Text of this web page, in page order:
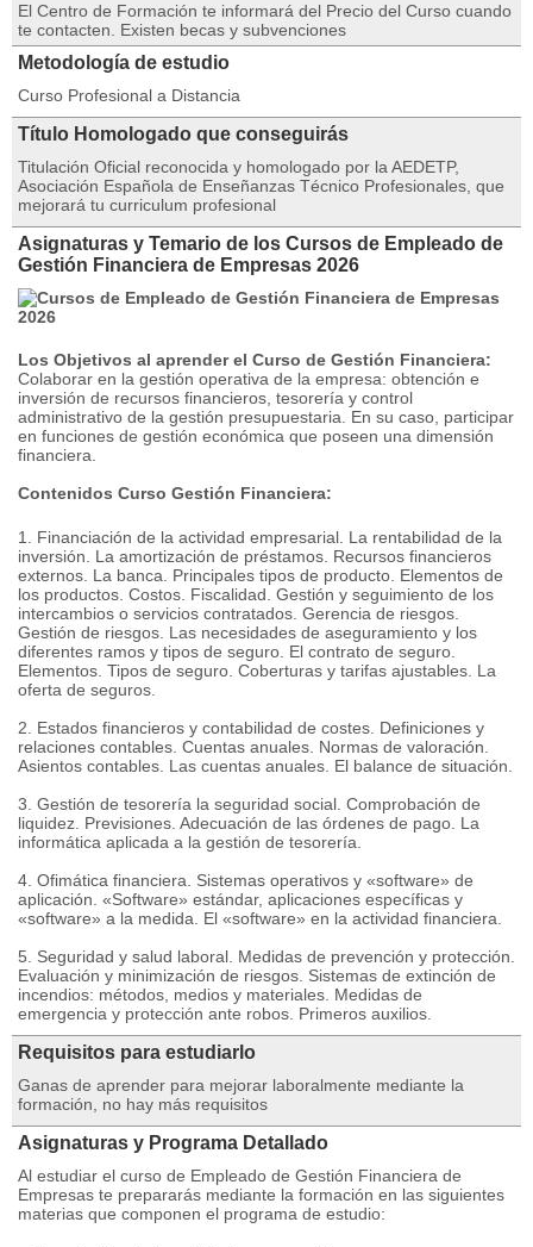
El Centro de Formación te informará del Precio del Curso cuando
te contacten. Existen becas y subvenciones
Metodología de estudio
Curso Profesional a Distancia
Título Homologado que conseguirás
Titulación Oficial reconocida y homologado por la AEDETP,
Asociación Española de Enseñanzas Técnico Profesionales, que
mejorará tu curriculum profesional
Asignaturas y Temario de los Cursos de Empleado de
Gestión Financiera de Empresas 2026
Los Objetivos al aprender el Curso de Gestión Financiera:
Colaborar en la gestión operativa de la empresa: obtención e
inversión de recursos financieros, tesorería y control
administrativo de la gestión presupuestaria. En su caso, participar
en funciones de gestión económica que poseen una dimensión
financiera.
Contenidos Curso Gestión Financiera:
1. Financiación de la actividad empresarial. La rentabilidad de la
inversión. La amortización de préstamos. Recursos financieros
externos. La banca. Principales tipos de producto. Elementos de
los productos. Costos. Fiscalidad. Gestión y seguimiento de los
intercambios o servicios contratados. Gerencia de riesgos.
Gestión de riesgos. Las necesidades de aseguramiento y los
diferentes ramos y tipos de seguro. El contrato de seguro.
Elementos. Tipos de seguro. Coberturas y tarifas ajustables. La
oferta de seguros.
2. Estados financieros y contabilidad de costes. Definiciones y
relaciones contables. Cuentas anuales. Normas de valoración.
Asientos contables. Las cuentas anuales. El balance de situación.
3. Gestión de tesorería la seguridad social. Comprobación de
liquidez. Previsiones. Adecuación de las órdenes de pago. La
informática aplicada a la gestión de tesorería.
4. Ofimática financiera. Sistemas operativos y «software» de
aplicación. «Software» estándar, aplicaciones específicas y
«software» a la medida. El «software» en la actividad financiera.
5. Seguridad y salud laboral. Medidas de prevención y protección.
Evaluación y minimización de riesgos. Sistemas de extinción de
incendios: métodos, medios y materiales. Medidas de
emergencia y protección ante robos. Primeros auxilios.
Requisitos para estudiarlo
Ganas de aprender para mejorar laboralmente mediante la
formación, no hay más requisitos
Asignaturas y Programa Detallado
Al estudiar el curso de Empleado de Gestión Financiera de
Empresas te prepararás mediante la formación en las siguientes
materias que componen el programa de estudio: